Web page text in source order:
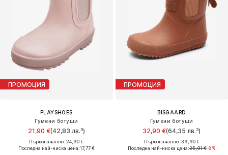
ПРОМОЦИЯ
PLAYSHOES
Гумени ботуши
21,90 €(42,83 лв.³)
Първоначално: 24,90 €
Последна най-ниска цена:17,77 €
ПРОМОЦИЯ
BISGAARD
Гумени ботуши
32,90 €(64,35 лв.³)
Първоначално: 39,90 €
Последна най-ниска цена:35,91 €-8%